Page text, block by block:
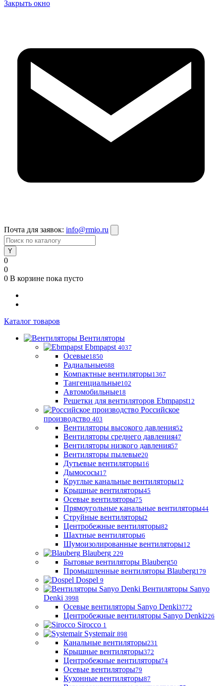
Закрыть окно
Почта для заявок: info@rmio.ru
0
0
0 В корзине пока пусто
Каталог товаров
Вентиляторы
Ebmpapst 4037
Осевые1850
Радиальные688
Компактные вентиляторы1367
Тангенциальные102
Автомобильные18
Решетки для вентиляторов Ebmpapst12
Российское
производство 403
Вентиляторы высокого давления52
Вентиляторы среднего давления47
Вентиляторы низкого давления57
Вентиляторы пылевые20
Дутьевые вентиляторы16
Дымососы17
Круглые канальные вентиляторы12
Крышные вентиляторы45
Осевые вентиляторы75
Прямоугольные канальные вентиляторы44
Струйные вентиляторы2
Центробежные вентиляторы82
Шахтные вентиляторы6
Шумоизолированные вентиляторы12
Blauberg 229
Бытовые вентиляторы Blauberg50
Промышленные вентиляторы Blauberg179
Dospel 9
Вентиляторы Sanyo
Denki 3998
Осевые вентиляторы Sanyo Denki3772
Центробежные вентиляторы Sanyo Denki226
Sirocco 1
Systemair 898
Канальные вентиляторы231
Крышные вентиляторы372
Центробежные вентиляторы74
Осевые вентиляторы79
Кухонные вентиляторы87